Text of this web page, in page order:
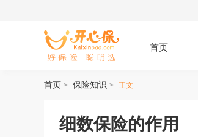
首页
首页 > 保险知识 > 正文
细数保险的作用